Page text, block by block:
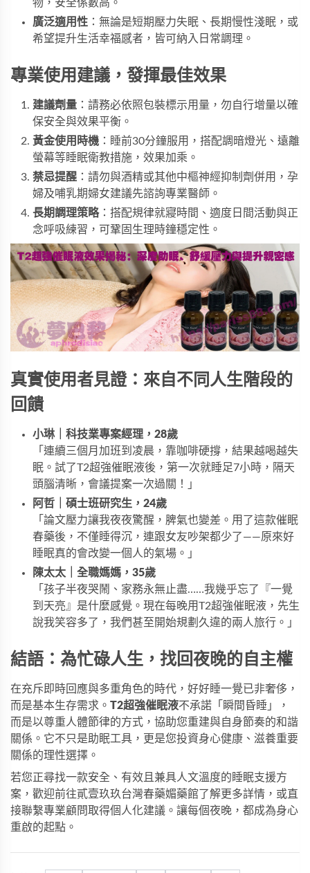
物，安全係數高。
廣泛適用性 ：無論是短期壓力失眠、長期慢性淺眠，或
希望提升生活幸福感者，皆可納入日常調理。
專業使用建議，發揮最佳效果
建議劑量 ：請務必依照包裝標示用量，勿自行增量以確
保安全與效果平衡。
黃金使用時機 ：睡前30分鐘服用，搭配調暗燈光、遠離
螢幕等睡眠衛教措施，效果加乘。
禁忌提醒 ：請勿與酒精或其他中樞神經抑制劑併用，孕
婦及哺乳期婦女建議先諮詢專業醫師。
長期調理策略：搭配規律就寢時間、適度日間活動與正
念呼吸練習，可鞏固生理時鐘穩定性。
真實使用者見證：來自不同人生階段的
回饋
小琳｜科技業專案經理，28歲
「連續三個月加班到凌晨，靠咖啡硬撐，結果越喝越失
眠。試了T2超強催眠液後，第一次就睡足7小時，隔天
頭腦清晰，會議提案一次過關！」
阿哲｜碩士班研究生，24歲
「論文壓力讓我夜夜驚醒，脾氣也變差。用了這款催眠
春藥後，不僅睡得沉，連跟女友吵架都少了——原來好
睡眠真的會改變一個人的氣場。」
陳太太｜全職媽媽，35歲
「孩子半夜哭鬧、家務永無止盡……我幾乎忘了『一覺
到天亮』是什麼感覺。現在每晚用T2超強催眠液，先生
說我笑容多了，我們甚至開始規劃久違的兩人旅行。」
結語：為忙碌人生，找回夜晚的自主權
在充斥即時回應與多重角色的時代，好好睡一覺已非奢侈，
而是基本生存需求。 T2超強催眠液不承諾「瞬間昏睡」，
而是以尊重人體節律的方式，協助您重建與自身節奏的和諧
關係。它不只是助眠工具，更是您投資身心健康、滋養重要
關係的理性選擇。
若您正尋找一款安全、有效且兼具人文溫度的睡眠支援方
案，歡迎前往貳壹玖玖台灣春藥媚藥館 了解更多詳情，或直
接聯繫專業顧問取得個人化建議。讓每個夜晚，都成為身心
重啟的起點。